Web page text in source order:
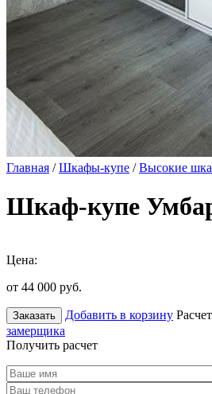
Главная /Шкафы-купе /Высокие
Шкаф-купе
Цена:
от 44 000 руб.
Заказать Добавить в корзину
замерщика
Получить расчет